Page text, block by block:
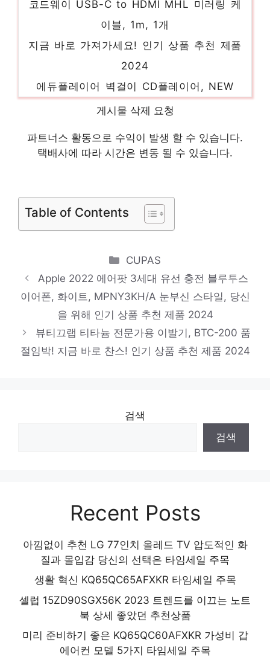
지금 바로 가져가세요! 인기 상품 추천 제품
2024
EA30, 화이트
품절 위기! 빠르게 잡아라! 인기 상품 추천 제
품 2024
루메나 FAN STAND 3Z 무선 써큘레이터,
마음이 움직이는 디자인 아이템 인기 상품 추
천 제품 2024
온 앰플 3개, 메디큐브 부스터프로+앰플3개
당신만을 위한 특별한 세트 인기 상품 추천
제품 2024
LG전자 인버터 18.7㎡ 휘센 벽걸이형 에어컨
SQ06EA1WCS 방문설치
홈플래닛 4포트 USB3.0 허브 HUB4A, 블랙
기분 좋아지는, 당신만의 제품 인기 상품 추
게시물 삭제 요청
파트너스 활동으로 수익이 발생 할 수 있습니다.
택배사에 따라 시간은 변동 될 수 있습니다.
Table of Contents
Categories
CUPAS
Apple 2022 에어팟 3세대 유선 충전 블루투스
이어폰, 화이트, MPNY3KH/A 눈부신 스타일, 당신
을 위해 인기 상품 추천 제품 2024
뷰티끄랩 티타늄 전문가용 이발기, BTC-200 품
절임박! 지금 바로 찬스! 인기 상품 추천 제품 2024
검색
검색
Recent Posts
아낌없이 추천 LG 77인치 올레드 TV 압도적인 화
질과 몰입감 당신의 선택은 타임세일 주목
생활 혁신 KQ65QC65AFXKR 타임세일 주목
셀럽 15ZD90SGX56K 2023 트렌드를 이끄는 노트
북 상세 좋았던 추천상품
미리 준비하기 좋은 KQ65QC60AFXKR 가성비 갑
에어컨 모델 5가지 타임세일 주목